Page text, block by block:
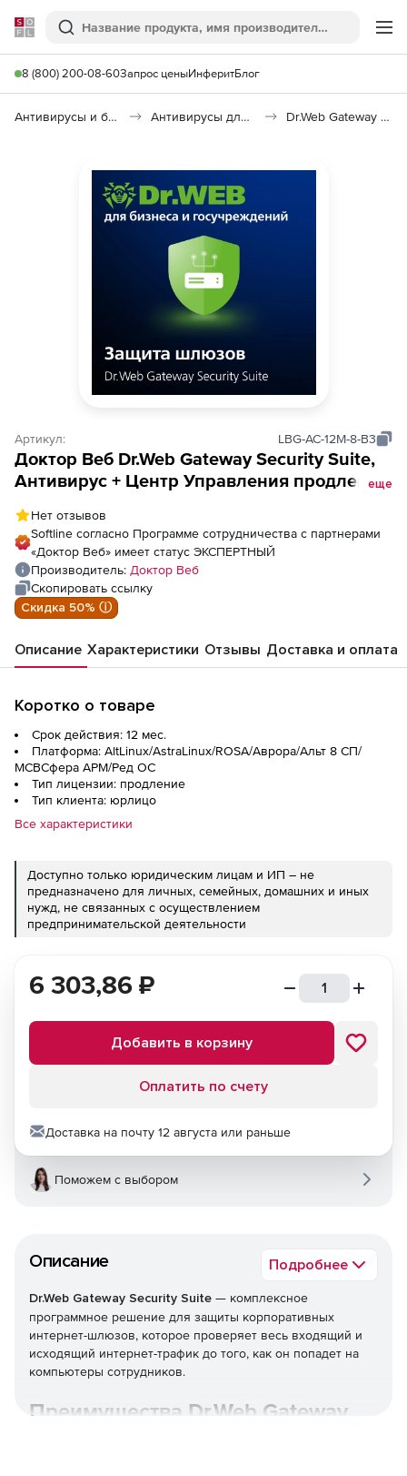
Softline
Поиск
8 (800) 200-08-60Запрос ценыИнферитБлог
Антивирусы и безопасность Антивирусы для организаций Dr.Web Gateway Security Suite
Артикул: LBG-AC-12M-8-B3
Доктор Веб Dr.Web Gateway Security Suite,
Антивирус + Центр Управления продление
еще
Нет отзывов
Softline согласно Программе сотрудничества с партнерами
«Доктор Веб» имеет статус ЭКСПЕРТНЫЙ
Производитель: Доктор Веб
Скопировать ссылку
Скидка 50% ⓘ
Описание Характеристики Отзывы Доставка и оплата
Коротко о товаре
Срок действия: 12 мес.
Платформа: AltLinux/AstraLinux/ROSA/Аврора/Альт 8 СП/
МСВСфера АРМ/Ред ОС
Тип лицензии: продление
Тип клиента: юрлицо
Все характеристики
Доступно только юридическим лицам и ИП – не
предназначено для личных, семейных, домашних и иных
нужд, не связанных с осуществлением
предпринимательской деятельности
Описание Подробнее
Dr.Web Gateway Security Suite — комплексное
программное решение для защиты корпоративных
интернет-шлюзов, которое проверяет весь входящий и
исходящий интернет-трафик до того, как он попадет на
компьютеры сотрудников.
Преимущества Dr.Web Gateway
6 303,86 ₽
Добавить в корзину
Оплатить по счету
Доставка на почту 12 августа или раньше
Поможем с выбором